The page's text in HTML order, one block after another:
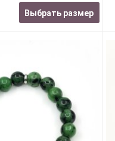
Выбрать размер